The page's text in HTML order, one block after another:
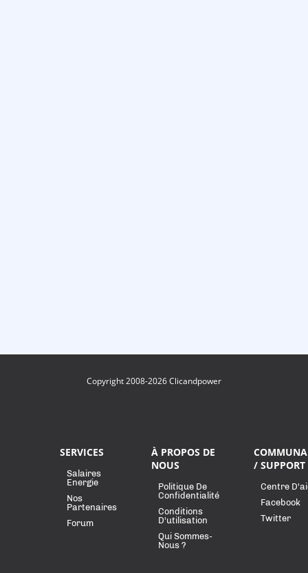
Copyright 2008-2026 Clicandpower
SERVICES
Salaires
Energie
Nos
Partenaires
Forum
À PROPOS DE
NOUS
Politique De
Confidentialité
Conditions
D'utilisation
Qui Sommes-
Nous ?
/ SUPPORT
Centre
Facebook
Twitter